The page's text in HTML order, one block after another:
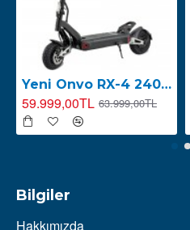
Yeni Onvo RX-4 2400W E-Scooter ( 2026 YENİ SERİ )
59.999,00TL 63.999,00TL
Bilgiler
Hakkımızda